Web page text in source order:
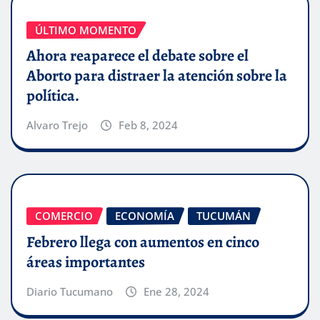
ÚLTIMO MOMENTO
Ahora reaparece el debate sobre el
Aborto para distraer la atención sobre la
política.
Alvaro Trejo Feb 8, 2024
COMERCIO ECONOMÍA TUCUMÁN
Febrero llega con aumentos en cinco
áreas importantes
Diario Tucumano Ene 28, 2024